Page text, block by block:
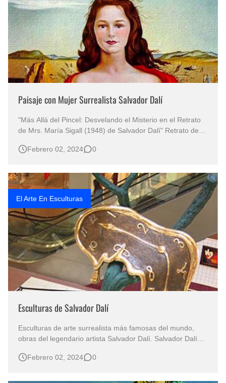
Paisaje con Mujer Surrealista Salvador Dalí
"Más Allá del Pincel: Desvelando el Misterio en el Retrato
de Mrs. María Sigall (1948) de Salvador Dalí" Retrato de
Artista Salvador Dalí El Surrealismo de Salvador Dalí
…
Febrero 02, 2024 0
El Arte En Esculturas
Esculturas de Salvador Dalí
Esculturas de arte surrealista más famosas del mundo,
obras del legendario artista Salvador Dalí. Salvador Dalí
Salvador Dalí Esculturas en Bronce Salvador Dalí, el
esculturas má…
Febrero 02, 2024 0